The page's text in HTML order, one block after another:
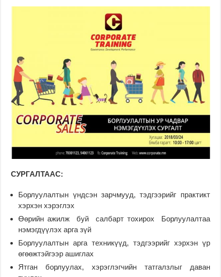
СУРГАЛТААС:
Борлуулалтын үндсэн зарчмууд, тэдгээрийг практикт
хэрхэн хэрэглэх
Өөрийн ажилж буй салбарт тохирох Борлуулалтаа
нэмэгдүүлэх арга зүй
Борлуулалтын арга техникүүд, тэдгээрийг хэрхэн үр
өгөөжтэйгээр ашиглах
Ятган борлуулах, хэрэглэгчийн татгалзлыг даван